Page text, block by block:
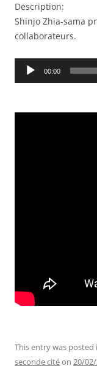
Description:
Shinjo Zhia-sama
collaborateurs.
Audio
00:00
This entry was posted
seconde citéon 20/